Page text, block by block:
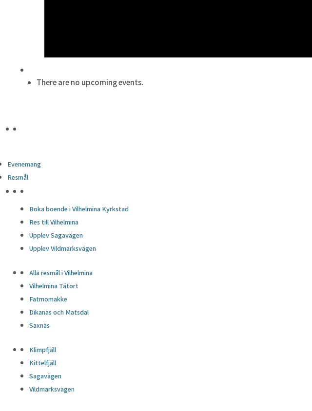
There are no upcoming events.
Evenemang
Resmål
Boka boende i Vilhelmina Kyrkstad
Res till Vilhelmina
Upplev Sagavägen
Upplev Vildmarksvägen
Alla resmål i Vilhelmina
Vilhelmina Tätort
Fatmomakke
Dikanäs och Matsdal
Saxnäs
Klimpfjäll
Kittelfjäll
Sagavägen
Vildmarksvägen